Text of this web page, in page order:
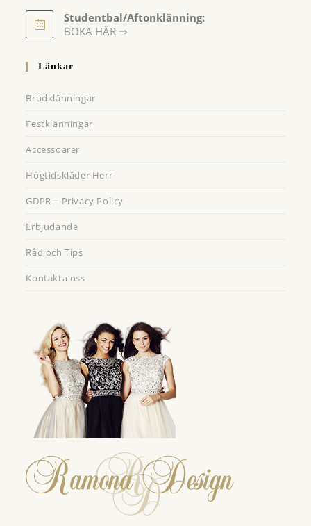
in
a
tab
Studentbal/Aftonklänning:
BOKA HÄR ⇒
Länkar
Brudklänningar
Festklänningar
Accessoarer
Högtidskläder Herr
GDPR – Privacy Policy
Erbjudande
Råd och Tips
Kontakta oss